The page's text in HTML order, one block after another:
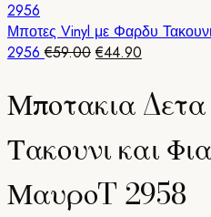
€44.90.
Μποτες Vinyl με Φαρδυ
2956€59.00Original
€59.00.
€44.90
τιμή
είναι:
Μποτακια
Τακουνι και
ΜαυροT 2958